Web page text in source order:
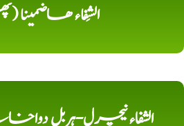
الشِفاء ھاضمینا
الشفاء نیچرل-ہربل